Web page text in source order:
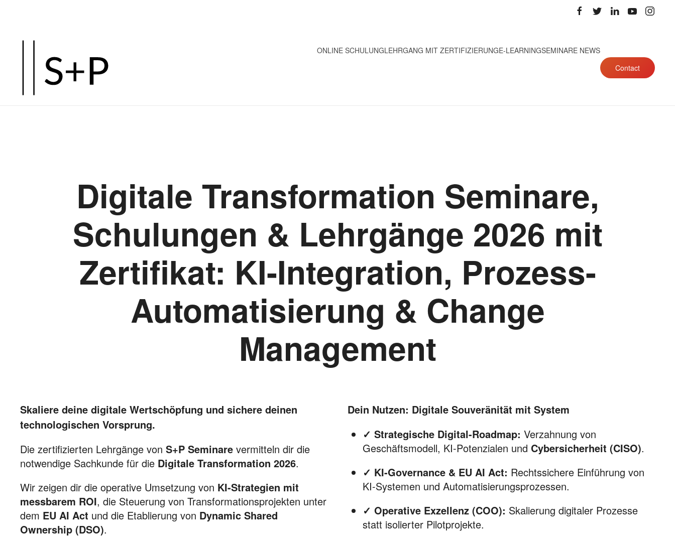
ONLINE SCHULUNGLEHRGANG MIT ZERTIFIZIERUNGE-LEARNINGSEMINARE NEWS
Contact
Digitale Transformation Seminare,
Schulungen & Lehrgänge 2026 mit
Zertifikat: KI-Integration, Prozess-
Automatisierung & Change
Management
Skaliere deine digitale Wertschöpfung und sichere deinen
technologischen Vorsprung.
Die zertifizierten Lehrgänge von S+P Seminare vermitteln dir die
notwendige Sachkunde für die Digitale Transformation 2026.
Wir zeigen dir die operative Umsetzung von KI-Strategien mit
messbarem ROI, die Steuerung von Transformationsprojekten unter
dem EU AI Act und die Etablierung von Dynamic Shared
Ownership (DSO).
Dein Nutzen: Digitale Souveränität mit System
✓ Strategische Digital-Roadmap: Verzahnung von
Geschäftsmodell, KI-Potenzialen und Cybersicherheit (CISO).
✓ KI-Governance & EU AI Act: Rechtssichere Einführung von
KI-Systemen und Automatisierungsprozessen.
✓ Operative Exzellenz (COO): Skalierung digitaler Prozesse
statt isolierter Pilotprojekte.